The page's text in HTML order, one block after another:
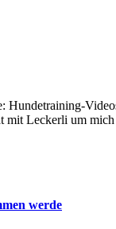
Hundetraining-
mit Leckerli um
werde